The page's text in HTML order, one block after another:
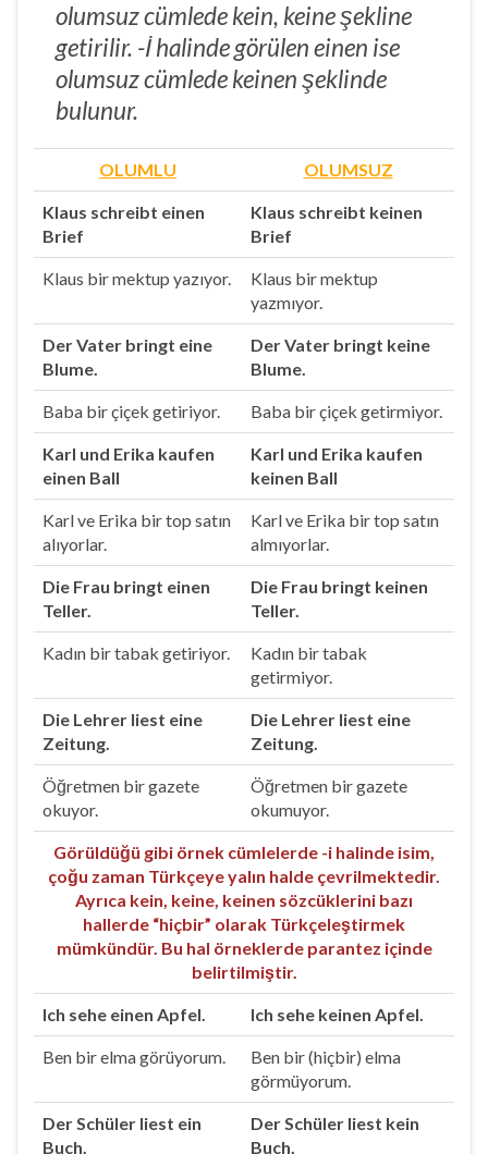
olumsuz cümlede kein, keine şekline
getirilir. -İ halinde görülen einen ise
olumsuz cümlede keinen şeklinde
bulunur.
OLUMLU OLUMSUZ
Klaus schreibt einen
Brief
Klaus schreibt keinen
Brief
Klaus bir mektup yazıyor.
Klaus bir mektup
yazmıyor.
Der Vater bringt eine
Blume.
Der Vater bringt keine
Blume.
Baba bir çiçek getiriyor. Baba bir çiçek getirmiyor.
Karl und Erika kaufen
einen Ball
Karl und Erika kaufen
keinen Ball
Karl ve Erika bir top satın
alıyorlar.
Karl ve Erika bir top satın
almıyorlar.
Die Frau bringt einen
Teller.
Die Frau bringt keinen
Teller.
Kadın bir tabak getiriyor.
Kadın bir tabak
getirmiyor.
Die Lehrer liest eine
Zeitung.
Die Lehrer liest eine
Zeitung.
Öğretmen bir gazete
okuyor.
Öğretmen bir gazete
okumuyor.
Görüldüğü gibi örnek cümlelerde -i halinde isim,
çoğu zaman Türkçeye yalın halde çevrilmektedir.
Ayrıca kein, keine, keinen sözcüklerini bazı
hallerde “hiçbir” olarak Türkçeleştirmek
mümkündür. Bu hal örneklerde parantez içinde
belirtilmiştir.
Ich sehe einen Apfel. Ich sehe keinen Apfel.
Ben bir elma görüyorum.
Ben bir (hiçbir) elma
görmüyorum.
Der Schüler liest ein
Buch.
Der Schüler liest kein
Buch.